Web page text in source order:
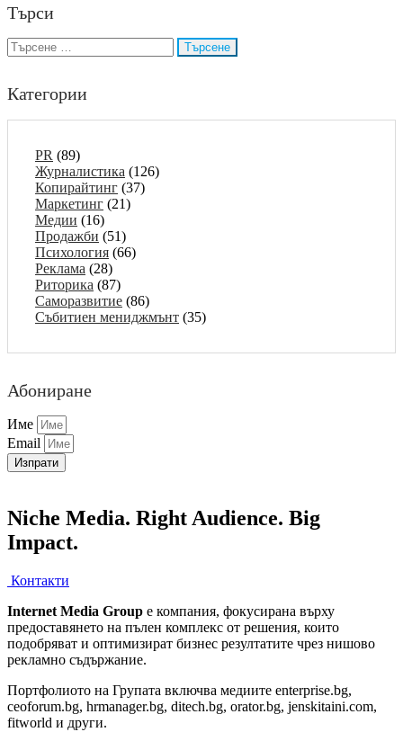
Търси
Търсене
за:
Категории
PR (89)
Журналистика (126)
Копирайтинг (37)
Маркетинг (21)
Медии (16)
Продажби (51)
Психология (66)
Реклама (28)
Риторика (87)
Саморазвитие (86)
Събитиен мениджмънт (35)
Абониране
Име
Email
Изпрати
Niche Media. Right Audience. Big
Impact.
Контакти
Internet Media Group е компания, фокусирана върху
предоставянето на пълен комплекс от решения, които
подобряват и оптимизират бизнес резултатите чрез нишово
рекламно съдържание.
Портфолиото на Групата включва медиите enterprise.bg,
ceoforum.bg, hrmanager.bg, ditech.bg, orator.bg, jenskitaini.com,
fitworld и други.